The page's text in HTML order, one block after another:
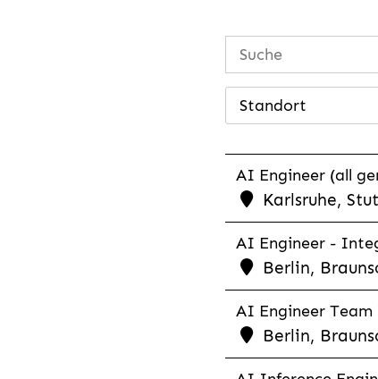
Standort
AI Engineer (all
Karlsruhe,
AI Engineer -
Berlin,
AI Engineer
Berlin,